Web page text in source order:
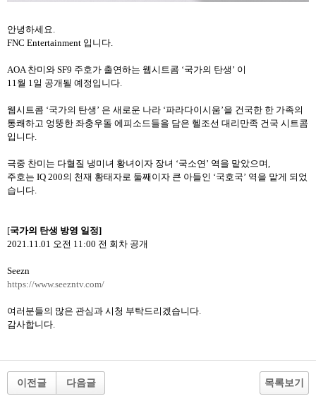
안녕하세요
FNC Entertainment 입니다
AOA 찬미와 SF9 주호가 출연하는 웹시트콤 ‘국가의 탄생 ’ 이
11 월 1 일 공개될 예정입니다
웹시트콤 ‘국가의 탄생 ’ 은 새로운 나라 ‘파라다이시움’을 건국한 한 가족의
통쾌하고 엉뚱한 좌충우돌 에피소드들을 담은 헬조선 대리만족 건국 시트콤
입니다
극중 찬미는 다혈질 냉미녀 황녀이자 장녀 ‘국소연 ’ 역을 맡았으며
주호는 IQ 200의 천재 황태자로 둘째이자 큰 아들인 ‘국호국’ 역을 맡게 되었
습니다
[국가의 탄생 방영 일정]
2021.11.01 오전 11:00 전 회차 공개
Seezn
https://www.seezntv.com/
여러분들의 많은 관심과 시청 부탁드리겠습니다
감사합니다
이전글 다음글 목록보기